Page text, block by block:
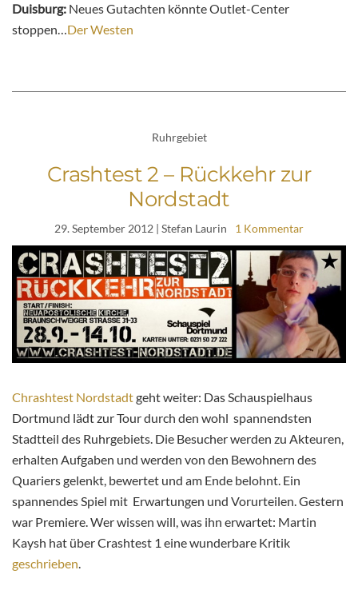
Duisburg: Neues Gutachten könnte Outlet-Center
stoppen…Der Westen
Ruhrgebiet
Crashtest 2 – Rückkehr zur
Nordstadt
29. September 2012 | Stefan Laurin 1 Kommentar
Chrashtest Nordstadtgeht weiter: Das Schauspielhaus
Dortmund lädt zur Tour durch den wohl spannendsten
Stadtteil des Ruhrgebiets. Die Besucher werden zu Akteuren,
erhalten Aufgaben und werden von den Bewohnern des
Quariers gelenkt, bewertet und am Ende belohnt. Ein
spannendes Spiel mit Erwartungen und Vorurteilen. Gestern
war Premiere. Wer wissen will, was ihn erwartet: Martin
Kaysh hat über Crashtest 1 eine wunderbare Kritik
geschrieben